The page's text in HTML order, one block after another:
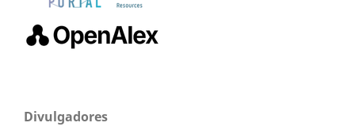
Divulgadores